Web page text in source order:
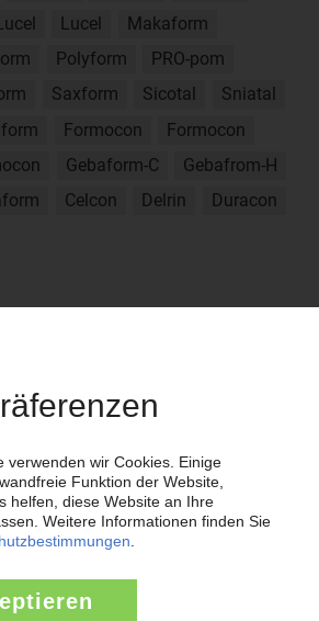
Lucel
Makaform
Polyform
PRO-pom
Saxform Sicotal
Sniatal
Formocon
Formocon
Gebaform-C
Gebafrom-H
Celcon Delrin
Duracon
Pioniere der Kunststoffindustrie
bereits seit 1996 die Fach-
der Branche mit täglichen
das Thema "Kunststoffe". Im Fokus
ist dabei die Preisentwicklung für